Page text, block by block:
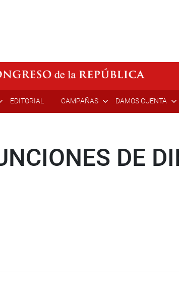
EDITORIAL CAMPAÑAS DAMOS CUENTA
DE